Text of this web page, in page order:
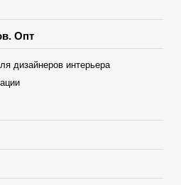
Опт
дизайнеров интерьера